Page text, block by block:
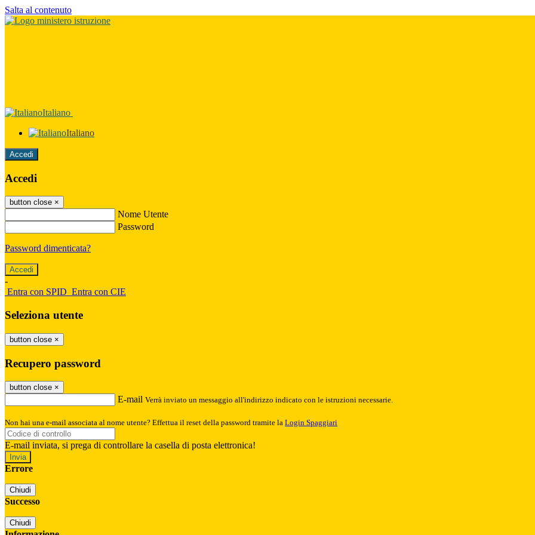
Salta al contenuto
Italiano
Italiano
Accedi
Accedi
button close ×
Nome Utente
Password
Password dimenticata?
-
Entra con SPID Entra con CIE
Seleziona utente
button close ×
Recupero password
button close ×
E-mail Verrà inviato un messaggio all'indirizzo indicato con le istruzioni necessarie.
Non hai una e-mail associata al nome utente? Effettua il reset della password tramite la Login Spaggiari
E-mail inviata, si prega di controllare la casella di posta elettronica!
Errore
Chiudi
Successo
Chiudi